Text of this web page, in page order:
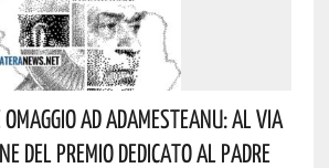
Ad Adamesteanu: Al Via
Del Premio Dedicato Al Padre